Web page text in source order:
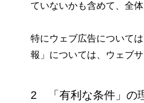
ていないかも含めて、全
特にウェブ広告について
報」については、ウェブ
2 「有利な条件」の